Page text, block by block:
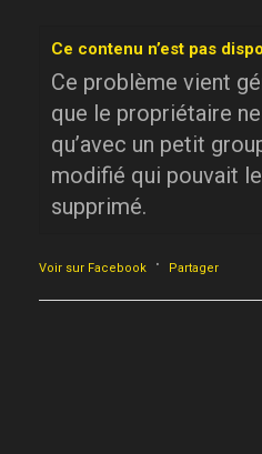
Ce contenu n’est pas
Ce problème vient
que le propriétaire ne
qu’avec un petit
modifié qui pouvait
supprimé.
Voir sur Facebook · Partager